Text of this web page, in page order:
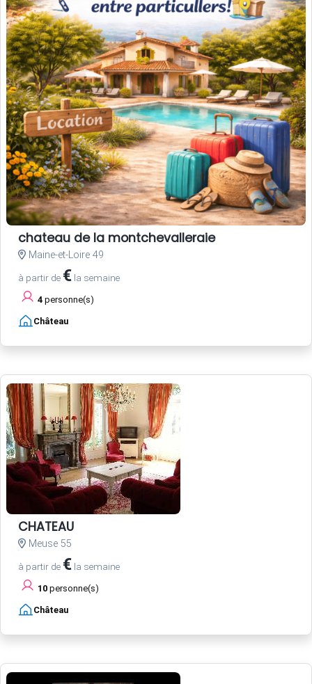
chateau de la montchevalleraie
Maine-et-Loire 49
à partir de € la semaine
4 personne(s)
Château
CHATEAU
Meuse 55
à partir de € la semaine
10 personne(s)
Château